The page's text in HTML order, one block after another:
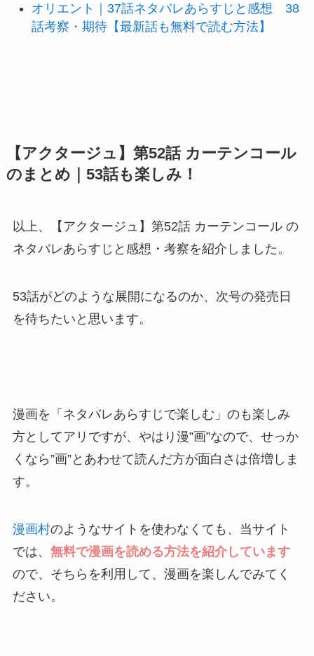
オリエント｜37話ネタバレあらすじと感想 38
話考察・期待【最新話も無料で読む方法】
【アクタージュ】第52話 カーテンコール
のまとめ｜53話も楽しみ！
以上、【アクタージュ】第52話 カーテンコール の
ネタバレあらすじと感想・考察を紹介しました。
53話がどのような展開になるのか、次号の発売日
を待ちたいと思います。
漫画を「ネタバレあらすじで楽しむ」のも楽しみ
方としてアリですが、やはり漫”画”なので、せっか
くなら”画”とあわせて読んだ方が面白さは倍増しま
す。
漫画村のようなサイトを使わなくても、当サイト
では、 無料で漫画を読める方法を紹介しています
ので、そちらを利用して、漫画を楽しんでみてく
ださい。